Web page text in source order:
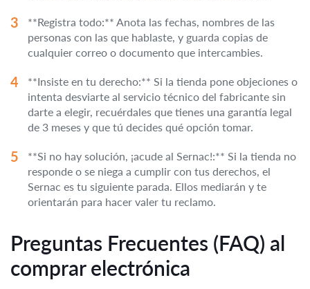
**Registra todo:** Anota las fechas, nombres de las
personas con las que hablaste, y guarda copias de
cualquier correo o documento que intercambies.
**Insiste en tu derecho:** Si la tienda pone objeciones o
intenta desviarte al servicio técnico del fabricante sin
darte a elegir, recuérdales que tienes una garantía legal
de 3 meses y que tú decides qué opción tomar.
**Si no hay solución, ¡acude al Sernac!:** Si la tienda no
responde o se niega a cumplir con tus derechos, el
Sernac es tu siguiente parada. Ellos mediarán y te
orientarán para hacer valer tu reclamo.
Preguntas Frecuentes (FAQ) al
comprar electrónica